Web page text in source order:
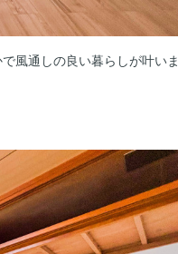
風通しの良い暮らしが叶いま